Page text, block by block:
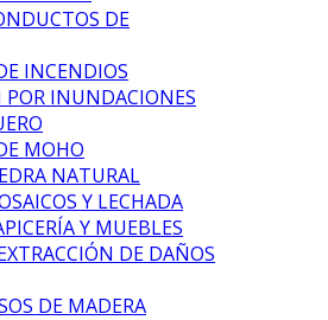
DE
INCENDIOS
POR INUNDACIONES
MOHO
NATURAL
Y LECHADA
Y MUEBLES
DE DAÑOS
DE MADERA